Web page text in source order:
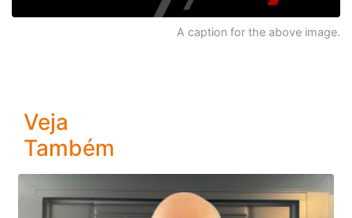
A caption for the above image.
Veja
Também